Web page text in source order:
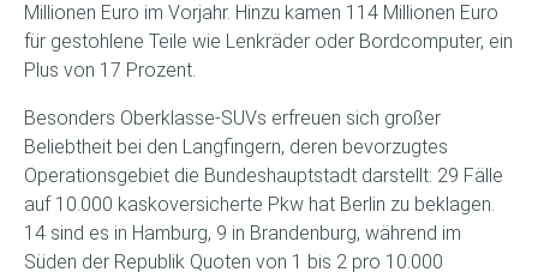
Millionen Euro im Vorjahr. Hinzu kamen 114 Millionen Euro
für gestohlene Teile wie Lenkräder oder Bordcomputer, ein
Plus von 17 Prozent.
Besonders Oberklasse-SUVs erfreuen sich großer
Beliebtheit bei den Langfingern, deren bevorzugtes
Operationsgebiet die Bundeshauptstadt darstellt: 29 Fälle
auf 10.000 kaskoversicherte Pkw hat Berlin zu beklagen.
14 sind es in Hamburg, 9 in Brandenburg, während im
Süden der Republik Quoten von 1 bis 2 pro 10.000